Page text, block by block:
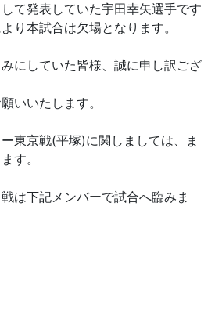
て発表していた宇田幸矢選手です
り本試合は欠場となります。
にしていた皆様、誠に申し訳ござ
いいたします。
東京戦(平塚)に関しましては、ま
す。
は下記メンバーで試合へ臨みま